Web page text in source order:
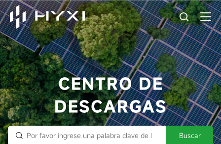
CENTRO DE
DESCARGAS
Buscar